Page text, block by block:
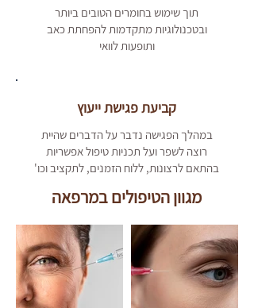
תוך שימוש בחומרים הטובים ביותר
ובטכנולוגיות מתקדמות להפחתת כאב
ותופעות לוואי
קביעת פגישת ייעוץ
במהלך הפגישה נדבר על הדברים שהיית
רוצה לשפר ועל תכניות טיפול אפשריות
בהתאם לרצונות, ללוח הזמנים, לתקציב וכו'
מגוון הטיפולים במרפאה